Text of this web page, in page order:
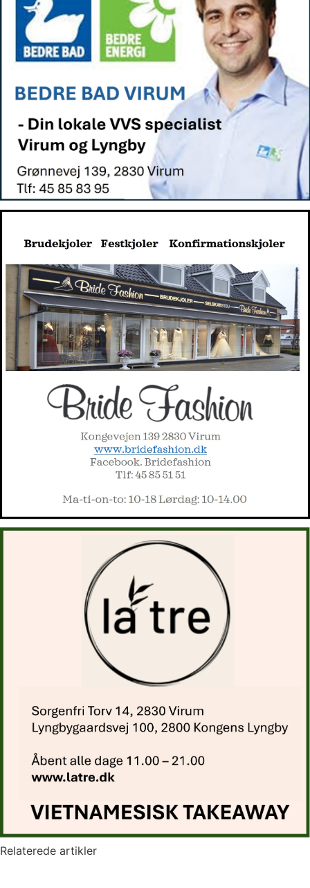
Relaterede artikler